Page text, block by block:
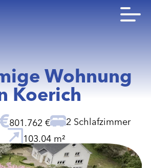
Wohnung
Koerich
801.762 €
2 Schlafzimmer
103.04 m²